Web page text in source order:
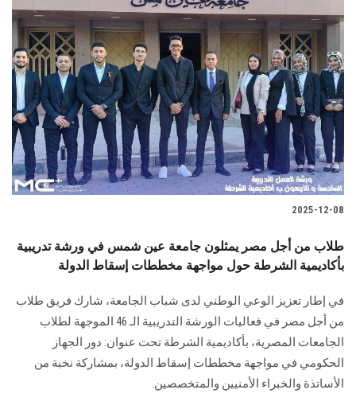
2025-12-08
طلاب من أجل مصر يمثلون جامعة عين شمس في ورشة تدريبية
بأكاديمية الشرطة حول مواجهة مخططات إسقاط الدولة
في إطار تعزيز الوعي الوطني لدى شباب الجامعة، شارك فريق طلاب
من أجل مصر في فعاليات الورشة التدريبية الـ 46 الموجهة لطلاب
الجامعات المصرية، بأكاديمية الشرطة تحت عنوان: دور الجهاز
الحكومي في مواجهة مخططات إسقاط الدولة، بمشاركة نخبة من
الأساتذة والخبراء الأمنيين والمتخصصين.